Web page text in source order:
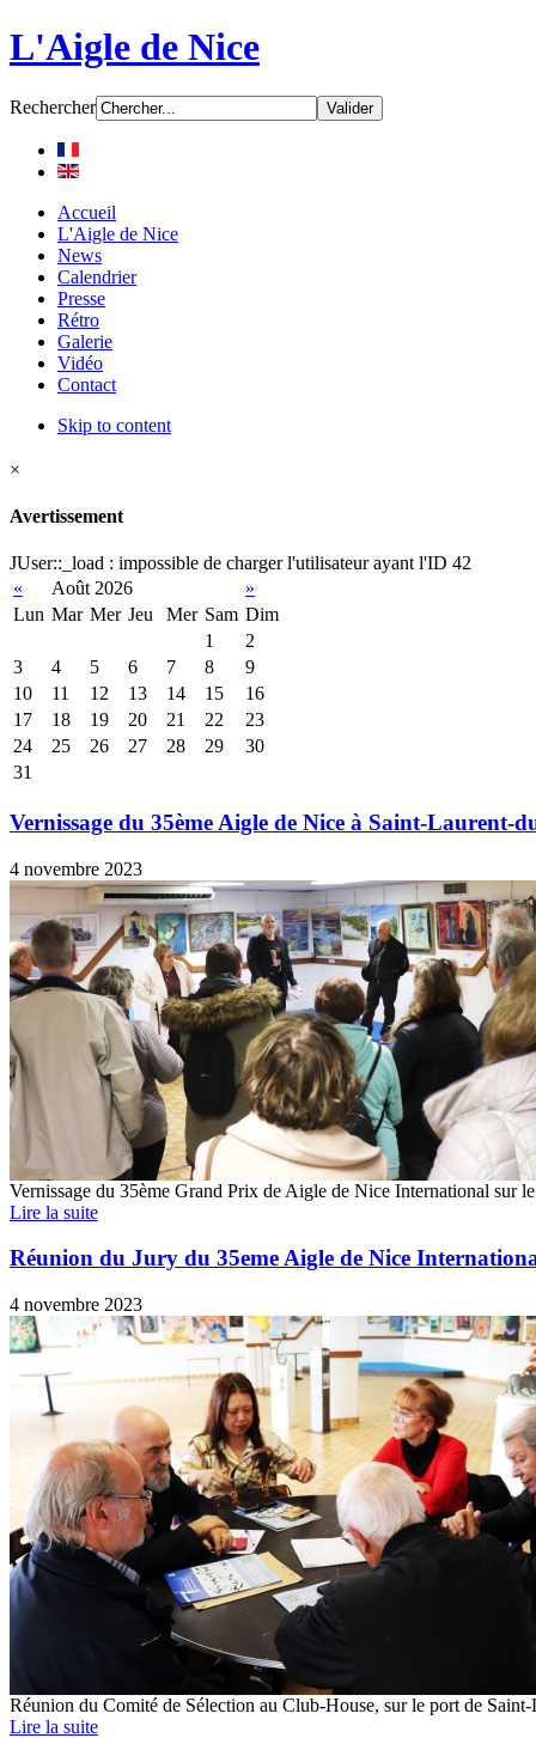
L'Aigle de Nice
Rechercher
Accueil
L'Aigle de Nice
News
Calendrier
Presse
Rétro
Galerie
Vidéo
Contact
Skip to content
×
Avertissement
JUser::_load : impossible de charger l'utilisateur ayant l'ID 42
«
Août 2026
»
Lun Mar Mer Jeu Mer Sam Dim
1
2
3
4 5 6 7 8
9
10
11 12 13 14 15
16
17
18 19 20 21 22
23
24
25 26 27 28 29
30
31
Vernissage du 35ème Aigle de Nice à Saint-Laurent-
4 novembre 2023
Vernissage du 35ème Grand Prix de Aigle de Nice International sur
Lire la suite
Réunion du Jury du 35eme Aigle de Nice
4 novembre 2023
Réunion du Comité de Sélection au Club-House, sur le port de
Lire la suite